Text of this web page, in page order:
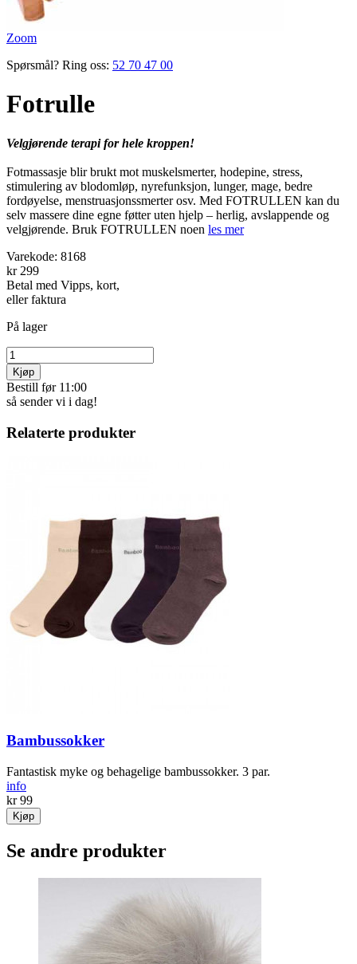
Zoom
Spørsmål? Ring oss: 52 70 47 00
Fotrulle
Velgjørende terapi for hele kroppen!
Fotmassasje blir brukt mot muskelsmerter, hodepine, stress,
stimulering av blodomløp, nyrefunksjon, lunger, mage, bedre
fordøyelse, menstruasjonssmerter osv. Med FOTRULLEN kan du
selv massere dine egne føtter uten hjelp – herlig, avslappende og
velgjørende. Bruk FOTRULLEN noen les mer
Varekode: 8168
kr 299
Betal med Vipps, kort,
eller faktura
På lager
Kjøp
Bestill før 11:00
så sender vi i dag!
Relaterte produkter
Bambussokker
Fantastisk myke og behagelige bambussokker. 3 par.
info
kr 99
Kjøp
Se andre produkter